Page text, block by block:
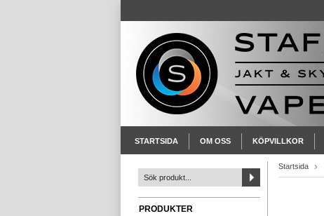
STARTSIDA OM OSS KÖPVILLKOR
PRODUKTER
Startsida